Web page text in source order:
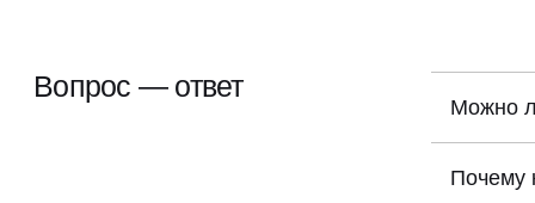
Вопрос — ответ
Можно
который
Почему